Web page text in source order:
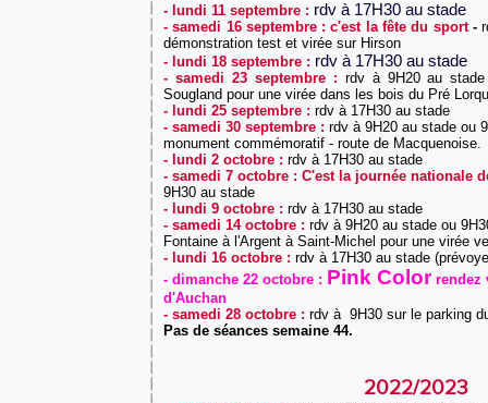
- lundi 11 septembre : rdv à 17H30 au stade
- samedi 16 septembre : c'est la fête du sport-
démonstration test et virée sur Hirson
- lundi 18 septembre : rdv à 17H30 au stade
- samedi 23 septembre : rdv à 9H20 au
Sougland pour une virée dans les bois du Pré
- lundi 25 septembre : rdv à 17H30 au stade
- samedi 30 septembre : rdv à 9H20 au stade ou
monument commémoratif - route de Macquenoise.
- lundi 2 octobre : rdv à 17H30 au stade
- samedi 7 octobre : C'est la journée nationale
9H30 au stade
- lundi 9 octobre : rdv à 17H30 au stade
- samedi 14 octobre : rdv à 9H20 au stade ou
Fontaine à l'Argent à Saint-Michel pour une virée
- lundi 16 octobre : rdv à 17H30 au stade
- dimanche 22 octobre : Pink Colorrendez
d'Auchan
- samedi 28 octobre : rdv à 9H30 sur le parking
Pas de séances semaine 44.
2022/2023